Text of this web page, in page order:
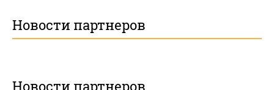
Новости партнеров
Новости партнеров